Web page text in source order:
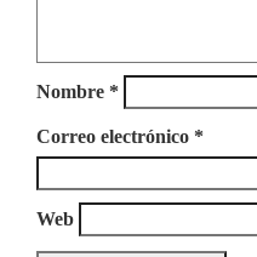
Nombre *
Correo electrónico *
Web